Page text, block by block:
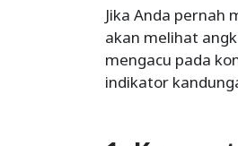
Jika Anda pernah
akan melihat
mengacu pada
indikator